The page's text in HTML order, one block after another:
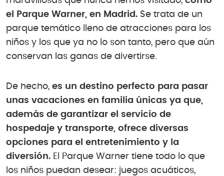
el Parque Warner, en Madrid. Se trata de un
parque temático lleno de atracciones para los
niños y los que ya no lo son tanto, pero que aún
conservan las ganas de divertirse.
De hecho, es un destino perfecto para pasar
unas vacaciones en familia únicas ya que,
además de garantizar el servicio de
hospedaje y transporte, ofrece diversas
opciones para el entretenimiento y la
diversión. El Parque Warner tiene todo lo que
los niños puedan desear: juegos acuáticos,